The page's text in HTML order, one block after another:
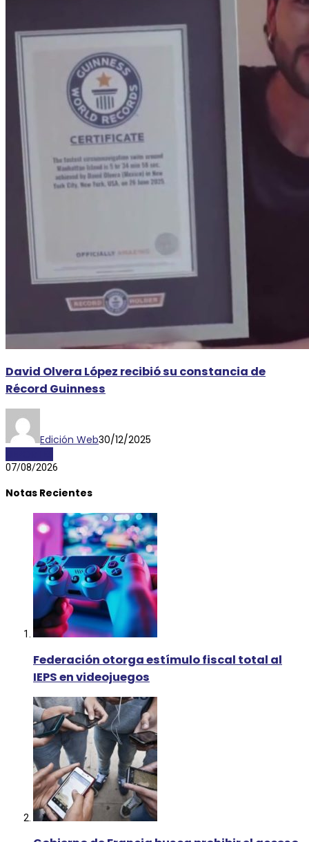
David Olvera López recibió su constancia de
Récord Guinness
Edición Web30/12/2025
07/08/2026
Notas Recientes
Federación otorga estímulo fiscal total al
IEPS en videojuegos